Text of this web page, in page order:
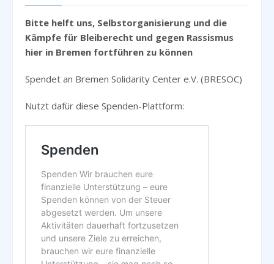
Bitte helft uns, Selbstorganisierung und die
Kämpfe für Bleiberecht und gegen Rassismus
hier in Bremen fortführen zu können
Spendet an Bremen Solidarity Center e.V. (BRESOC)
Nutzt dafür diese Spenden-Plattform: